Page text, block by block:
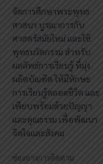
จัดการศึกษาพระพุทธ
ศาสนา บูรณาการกับ
ศาสตร์สมัยใหม่ และใช้
พุทธนวัตกรรม สำหรับ
ผลลัพธ์การเรียนรู้ ที่มุ่ง
ผลิตบัณฑิต ให้มีทักษะ
การเรียนรู้ตลอดชีวิต และ
เพียบพร้อมด้วยปัญญา
และคุณธรรม เพื่อพัฒนา
จิตใจและสังคม
ช่องทางการติดตาม